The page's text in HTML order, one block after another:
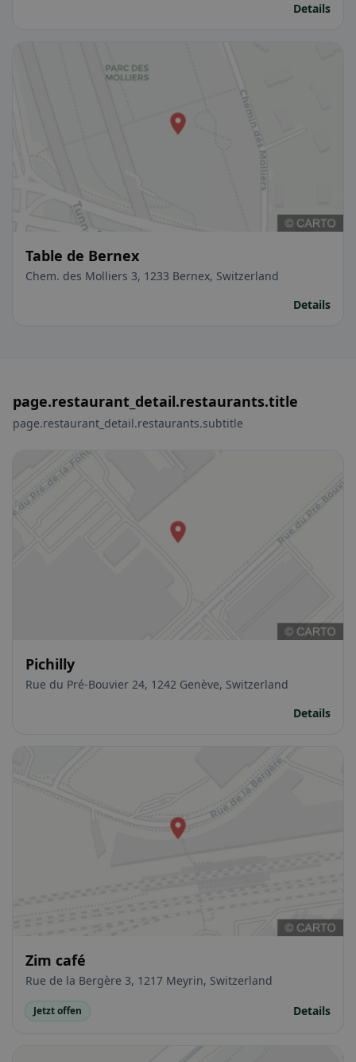
Details
Table de Bernex
Chem. des Molliers 3, 1233 Bernex, Switzerland
Details
page.restaurant_detail.restaurants.title
page.restaurant_detail.restaurants.subtitle
Pichilly
Rue du Pré-Bouvier 24, 1242 Genève, Switzerland
Details
Zim café
Rue de la Bergère 3, 1217 Meyrin, Switzerland
Jetzt offen Details